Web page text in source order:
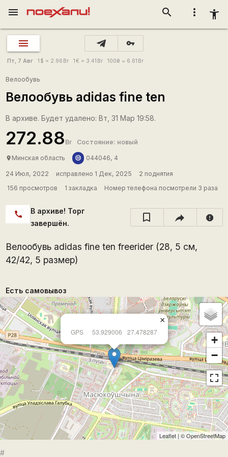
more_vert accessibility_new
search
menu
vpn_key
Пт, 7 Авг 1 $ = 2.96 Br 1€ = 3.41 Br 100₴ = 6.61 Br
Велообувь
Велообувь adidas fine ten
В архиве. Будет удалено: Вт, 31 Мар 19:58.
272.88 Br Состояние: новый
place Минская область 😒 044046, 4
24 Июл, 2022 исправлено 1 Дек, 2025
2 поднятия
156 просмотров
1 закладка Номер телефона посмотрели 3 раза
call
В архиве! Торг
завершён.
report
Велообувь adidas fine ten freerider (28, 5 см,
42/42, 5 размер)
Есть самовывоз
GPS 53.929006 27.478287
×
+
−
Leaflet | ©OpenStreetMap
#